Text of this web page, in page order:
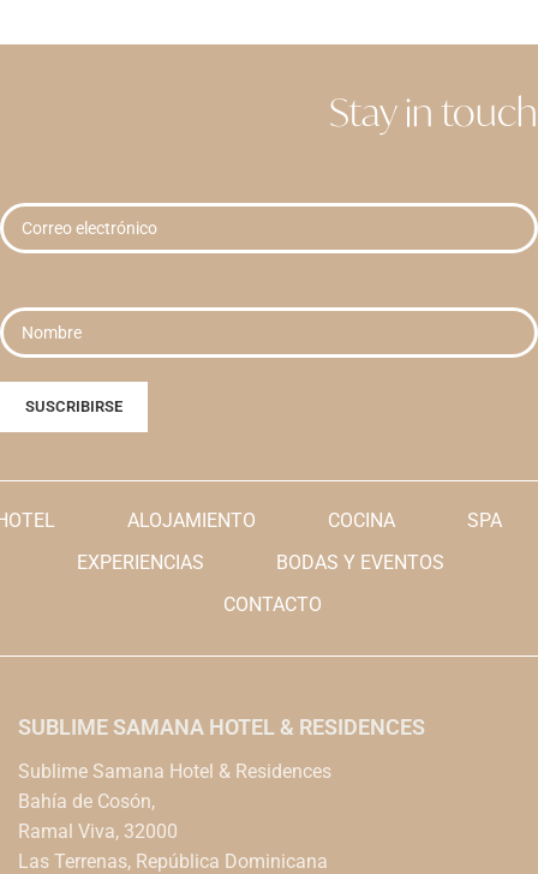
Stay in touch
ALOJAMIENTO COCINA
SPA
EXPERIENCIAS
BODAS Y EVENTOS
CONTACTO
SUBLIME SAMANA HOTEL & RESIDENCES
Sublime Samana Hotel & Residences
Bahía de Cosón,
Ramal Viva, 32000
Las Terrenas, República Dominicana